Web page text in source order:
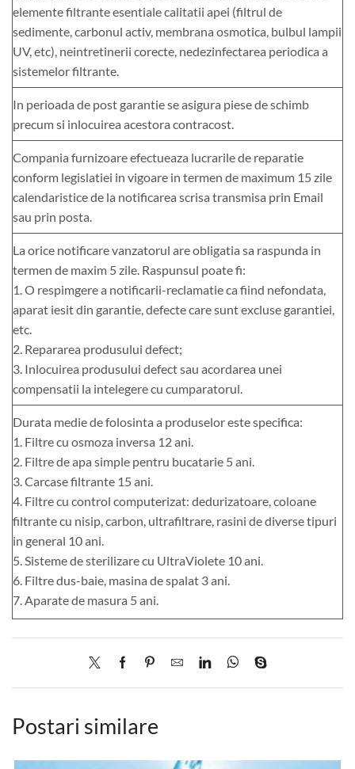
elemente filtrante esentiale calitatii apei (filtrul de
sedimente, carbonul activ, membrana osmotica, bulbul lampii
UV, etc), neintretinerii corecte, nedezinfectarea periodica a
sistemelor filtrante.
In perioada de post garantie se asigura piese de schimb
precum si inlocuirea acestora contracost.
Compania furnizoare efectueaza lucrarile de reparatie
conform legislatiei in vigoare in termen de maximum 15 zile
calendaristice de la notificarea scrisa transmisa prin Email
sau prin posta.
La orice notificare vanzatorul are obligatia sa raspunda in
termen de maxim 5 zile. Raspunsul poate fi:
1. O respimgere a notificarii-reclamatie ca fiind nefondata,
aparat iesit din garantie, defecte care sunt excluse garantiei,
etc.
2. Repararea produsului defect;
3. Inlocuirea produsului defect sau acordarea unei
compensatii la intelegere cu cumparatorul.
Durata medie de folosinta a produselor este specifica:
1. Filtre cu osmoza inversa 12 ani.
2. Filtre de apa simple pentru bucatarie 5 ani.
3. Carcase filtrante 15 ani.
4. Filtre cu control computerizat: dedurizatoare, coloane
filtrante cu nisip, carbon, ultrafiltrare, rasini de diverse tipuri
in general 10 ani.
5. Sisteme de sterilizare cu UltraViolete 10 ani.
6. Filtre dus-baie, masina de spalat 3 ani.
7. Aparate de masura 5 ani.
Postari similare